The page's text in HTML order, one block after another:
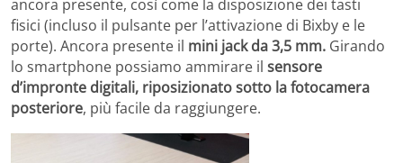
ancora presente, così come la disposizione dei tasti
fisici (incluso il pulsante per l’attivazione di Bixby e le
porte). Ancora presente il mini jack da 3,5 mm. Girando
lo smartphone possiamo ammirare il sensore
d’impronte digitali, riposizionato sotto la fotocamera
posteriore, più facile da raggiungere.